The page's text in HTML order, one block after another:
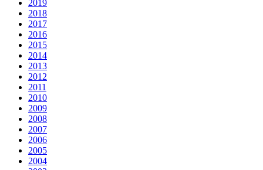
2019
2018
2017
2016
2015
2014
2013
2012
2011
2010
2009
2008
2007
2006
2005
2004